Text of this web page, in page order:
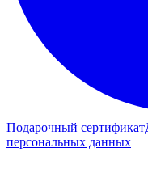
Подарочный сертификат
персональных данных